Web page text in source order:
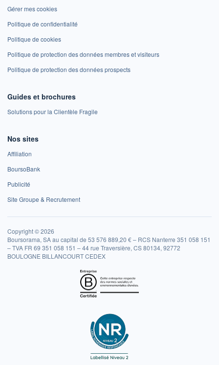
Gérer mes cookies
Politique de confidentialité
Politique de cookies
Politique de protection des données membres et visiteurs
Politique de protection des données prospects
Guides et brochures
Solutions pour la Clientèle Fragile
Nos sites
Affiliation
BoursoBank
Publicité
Site Groupe & Recrutement
Copyright © 2026
Boursorama, SA au capital de 53 576 889,20 € – RCS Nanterre 351 058 151
– TVA FR 69 351 058 151 – 44 rue Traversière, CS 80134, 92772
BOULOGNE BILLANCOURT CEDEX